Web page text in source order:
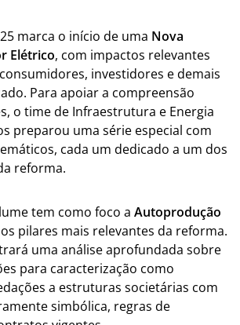
marca o início de uma Nova
Elétrico, com impactos relevantes
investidores e demais
Para apoiar a compreensão
o time de Infraestrutura e Energia
preparou uma série especial com
cada um dedicado a um dos
reforma.
tem como foco a Autoprodução
pilares mais relevantes da reforma.
uma análise aprofundada sobre
para caracterização como
a estruturas societárias com
simbólica, regras de